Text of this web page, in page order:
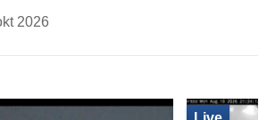
2026